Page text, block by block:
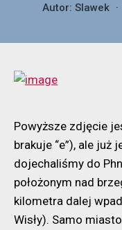
Autor: Slawek
Powyższe zdjęcie
brakuje “e”), ale już
dojechaliśmy do
położonym nad
kilometra dalej
Wisły). Samo